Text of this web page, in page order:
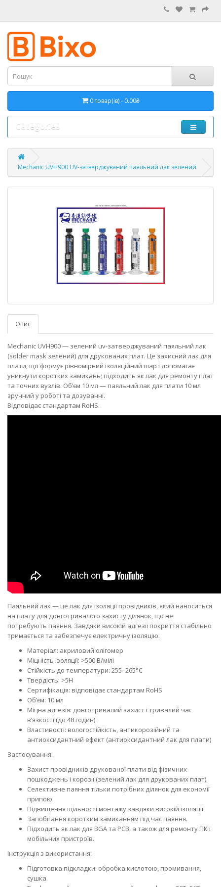
0 товар(ів) - 0.00₴
Categories
Mechanic UVH900 UV-затверджуваний паяльний лак зелений
Опис
Mechanic UVH900 — зелений uv-затверджуваний паяльний лак
(solder mask зелений) для друкованих плат. Це захисний лак для
плати, що формує рівномірний ізоляційний шар і допомагає
уникнути коротких замикань; підходить як лак для ремонту плат
та точних вузлів. Об’єм 10 мл — паяльний лак для плати 10 мл
зручний у роботі та дозуванні.
Відповідає стандартам RoHS.
Паяльний лак — це лак для ізоляції провідників, який наноситься
на плату для довготривалого захисту ділянок, що не
потребують паяння. Завдяки високій адгезії покриття стабільно
тримається та забезпечує електричну ізоляцію.
Матеріал: акриловий олігомер
Міцність ізоляції: >500 В/мілі
Стійкість до температури: 255–265°C
Твердість: >5H
Сертифікація: відповідає стандартам RoHS
Об’єм: 10 мл
Міцна адгезія: довготривалий захист і тривалий час
в’язкості (до 48 годин)
Властивості: вологостійкість, антикорозійний та
антиоксидантний ефект (антиоксидантний лак для плати)
Застосування:
Захист провідників друкованої плати від фізичних
пошкоджень і корозії (зелений лак для друкованих плат).
Селективне паяння тільки потрібних ділянок для економії
припою.
Підвищення щільності монтажу завдяки високій ізоляції.
Запобігання коротким замиканням під час паяння.
Підходить як лак для BGA та PCB, а також для ремонту ПК і
мобільних пристроїв.
Інструкція з використання:
Підготовка підкладки: обробка кислотою, промивання,
сушка.